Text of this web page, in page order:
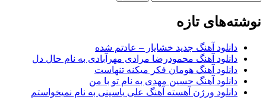
نوشته‌های تازه
دانلود آهنگ جدید خشایار – عادتم شده
دانلود آهنگ محمودرضا مرادی مهرآبادی به نام حال دل
دانلود آهنگ هومان فکر میکنه تنهاست
دانلود آهنگ حسین مهدی به نام تو با من
دانلود ورژن آهسته آهنگ علی یاسینی به نام نمیخواستم